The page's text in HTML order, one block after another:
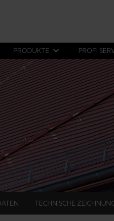
PRODUKTE PROFI
TECHNISCHE